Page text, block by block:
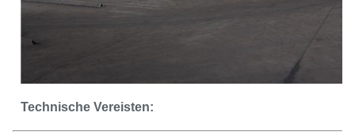
Technische Vereisten: